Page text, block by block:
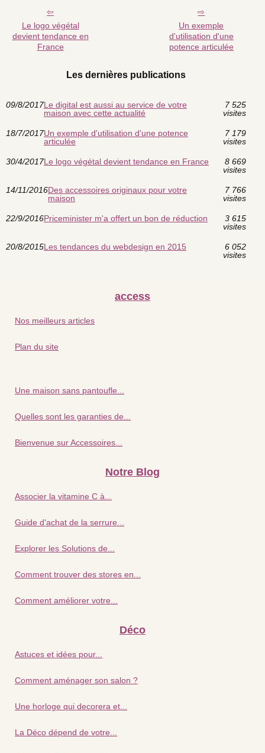
Le logo végétal
devient tendance en
France
Un exemple
d'utilisation d'une
potence articulée
Les dernières publications
09/8/2017Le digital est aussi au service de votre
maison avec cette actualité
7 525
visites
18/7/2017Un exemple d'utilisation d'une potence
articulée
7 179
visites
30/4/2017Le logo végétal devient tendance en France
8 669
visites
14/11/2016Des accessoires originaux pour votre
maison
7 766
visites
22/9/2016Priceminister m'a offert un bon de réduction
3 615
visites
20/8/2015Les tendances du webdesign en 2015
6 052
visites
access
Nos meilleurs articles
Plan du site
Une maison sans pantoufle...
Quelles sont les garanties de...
Bienvenue sur Accessoires...
Notre Blog
Associer la vitamine C à...
Guide d'achat de la serrure...
Explorer les Solutions de...
Comment trouver des stores en...
Comment améliorer votre...
Déco
Astuces et idées pour...
Comment aménager son salon ?
Une horloge qui decorera et...
La Déco dépend de votre...